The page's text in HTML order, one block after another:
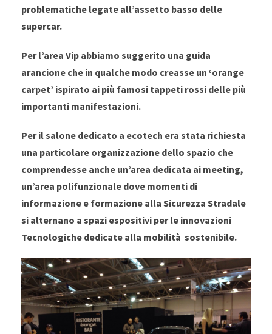
problematiche legate all’assetto basso delle
supercar.
Per l’area Vip abbiamo suggerito una guida
arancione che in qualche modo creasse un ‘orange
carpet’ ispirato ai più famosi tappeti rossi delle più
importanti manifestazioni.
Per il salone dedicato a ecotech era stata richiesta
una particolare organizzazione dello spazio che
comprendesse anche un’area dedicata ai meeting,
un’area polifunzionale dove momenti di
informazione e formazione alla Sicurezza Stradale
si alternano a spazi espositivi per le innovazioni
Tecnologiche dedicate alla mobilità sostenibile.